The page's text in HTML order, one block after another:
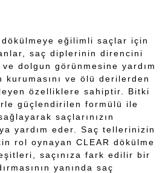
dökülmeye eğilimli saçlar için
saç diplerinin direncini
dolgun görünmesine yardım
ve ölü derilerden
özelliklere sahiptir. Bitki
güçlendirilen formülü ile
saçlarınızın
yardım eder. Saç tellerinizin
rol oynayan CLEAR dökülme
saçınıza fark edilir bir
yanında saç